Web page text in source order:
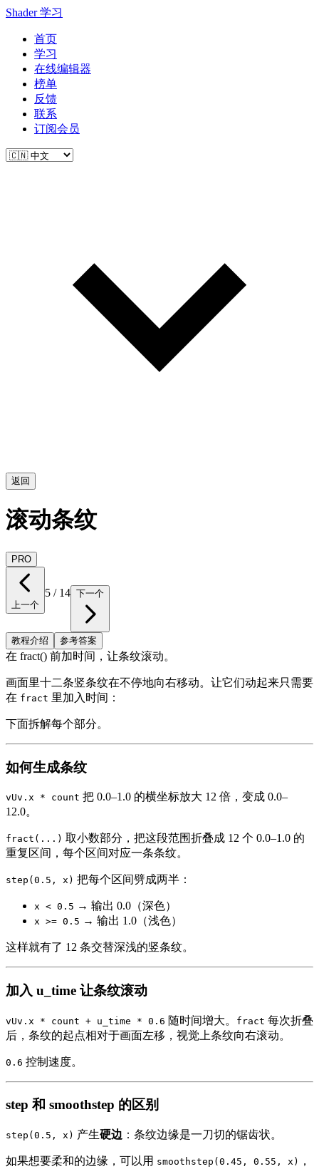
Shader 学习
首页
学习
在线编辑器
榜单
反馈
联系
订阅会员
返回
滚动条纹
PRO
上一个
5 / 14 下一个
教程介绍 参考答案
在 fract() 前加时间，让条纹滚动。
画面里十二条竖条纹在不停地向右移动。让它们动起来只需要
在 fract 里加入时间：
下面拆解每个部分。
如何生成条纹
vUv.x * count 把 0.0–1.0 的横坐标放大 12 倍，变成 0.0–
12.0。
fract(...) 取小数部分，把这段范围折叠成 12 个 0.0–1.0 的
重复区间，每个区间对应一条条纹。
step(0.5, x) 把每个区间劈成两半：
x < 0.5 → 输出 0.0（深色）
x >= 0.5 → 输出 1.0（浅色）
这样就有了 12 条交替深浅的竖条纹。
加入 u_time 让条纹滚动
vUv.x * count + u_time * 0.6 随时间增大。 fract 每次折叠
后，条纹的起点相对于画面左移，视觉上条纹向右滚动。
0.6 控制速度。
step 和 smoothstep 的区别
step(0.5, x) 产生硬边 ：条纹边缘是一刀切的锯齿状。
如果想要柔和的边缘，可以用 smoothstep(0.45, 0.55, x)
，